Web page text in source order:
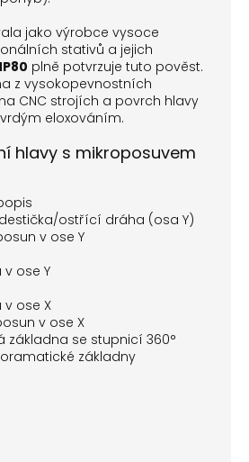
jako výrobce vysoce
stativů a jejich
plně potvrzuje tuto pověst.
z vysokopevnostních
CNC strojích a povrch hlavy
eloxováním.
hlavy s mikroposuvem
ostřící dráha (osa Y)
v ose Y
ose Y
v ose X
v ose X
základna se stupnicí 360°
základny